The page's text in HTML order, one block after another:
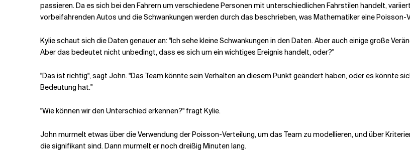
passieren. Da es sich bei den Fahrern um verschiedene Personen mit unterschiedlichen Fahrstilen handelt,
vorbeifahrenden Autos und die Schwankungen werden durch das beschrieben, was Mathematiker eine Poisson-
Kylie schaut sich die Daten genauer an: "Ich sehe kleine Schwankungen in den Daten. Aber auch einige große
Aber das bedeutet nicht unbedingt, dass es sich um ein wichtiges Ereignis handelt, oder?"
"Das ist richtig", sagt John. "Das Team könnte sein Verhalten an diesem Punkt geändert haben, oder es könnte
Bedeutung hat."
"Wie können wir den Unterschied erkennen?" fragt Kylie.
John murmelt etwas über die Verwendung der Poisson-Verteilung, um das Team zu modellieren, und über
die signifikant sind. Dann murmelt er noch dreißig Minuten lang.